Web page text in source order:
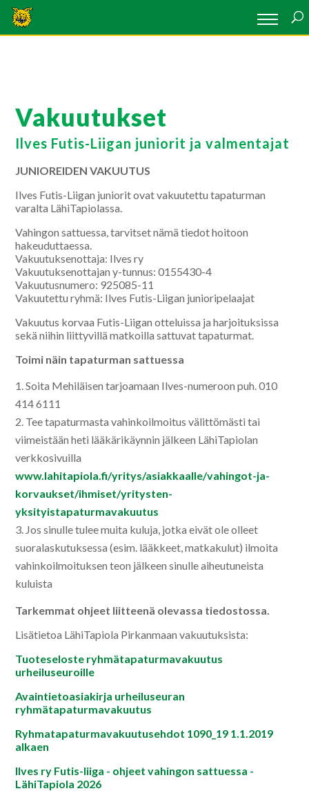
Vakuutukset
Ilves Futis-Liigan juniorit ja valmentajat
JUNIOREIDEN VAKUUTUS
Ilves Futis-Liigan juniorit ovat vakuutettu tapaturman
varalta LähiTapiolassa.
Vahingon sattuessa, tarvitset nämä tiedot hoitoon
hakeuduttaessa.
Vakuutuksenottaja: Ilves ry
Vakuutuksenottajan y-tunnus: 0155430-4
Vakuutusnumero: 925085-11
Vakuutettu ryhmä: Ilves Futis-Liigan junioripelaajat
Vakuutus korvaa Futis-Liigan otteluissa ja harjoituksissa
sekä niihin liittyvillä matkoilla sattuvat tapaturmat.
Toimi näin tapaturman sattuessa
Soita Mehiläisen tarjoamaan Ilves-numeroon puh. 010
414 6111
Tee tapaturmasta vahinkoilmoitus välittömästi tai
viimeistään heti lääkärikäynnin jälkeen LähiTapiolan
verkkosivuilla
www.lahitapiola.fi/yritys/asiakkaalle/vahingot-ja-
korvaukset/ihmiset/yritysten-
yksityistapaturmavakuutus
Jos sinulle tulee muita kuluja, jotka eivät ole olleet
suoralaskutuksessa (esim. lääkkeet, matkakulut) ilmoita
vahinkoilmoituksen teon jälkeen sinulle aiheutuneista
kuluista
Tarkemmat ohjeet liitteenä olevassa tiedostossa.
Lisätietoa LähiTapiola Pirkanmaan vakuutuksista:
Tuoteseloste ryhmätapaturmavakuutus
urheiluseuroille
Avaintietoasiakirja urheiluseuran
ryhmätapaturmavakuutus
Ryhmatapaturmavakuutusehdot 1090_19 1.1.2019
alkaen
Ilves ry Futis-liiga - ohjeet vahingon sattuessa -
LähiTapiola 2026